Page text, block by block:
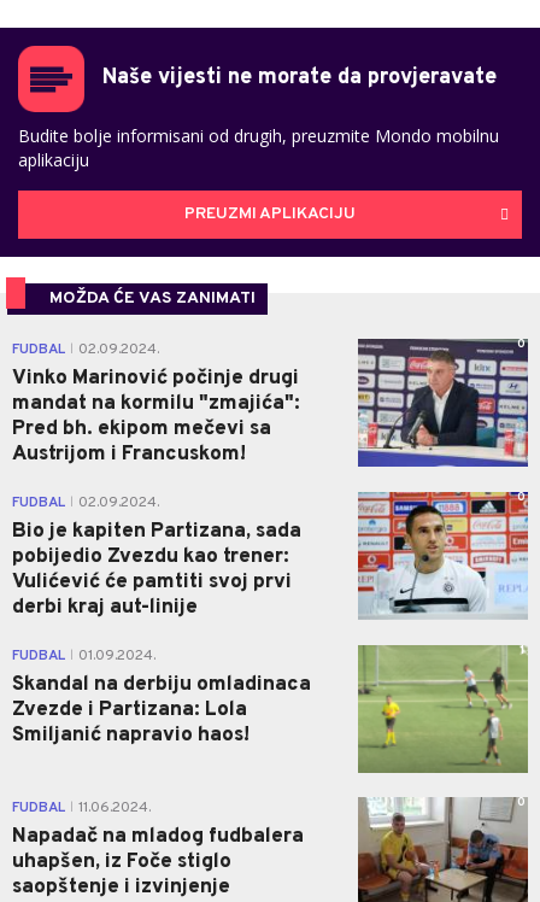
Naše vijesti ne morate da provjeravate
Budite bolje informisani od drugih, preuzmite Mondo mobilnu
aplikaciju
PREUZMI APLIKACIJU
MOŽDA ĆE VAS ZANIMATI
FUDBAL 02.09.2024.
Vinko Marinović počinje drugi
mandat na kormilu "zmajića":
Pred bh. ekipom mečevi sa
Austrijom i Francuskom!
0
FUDBAL 02.09.2024.
Bio je kapiten Partizana, sada
pobijedio Zvezdu kao trener:
Vulićević će pamtiti svoj prvi
derbi kraj aut-linije
0
FUDBAL 01.09.2024.
Skandal na derbiju omladinaca
Zvezde i Partizana: Lola
Smiljanić napravio haos!
1
FUDBAL 11.06.2024.
Napadač na mladog fudbalera
uhapšen, iz Foče stiglo
saopštenje i izvinjenje
0